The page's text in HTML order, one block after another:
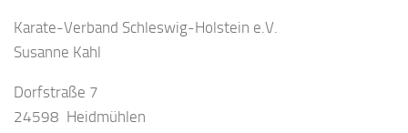
Karate-Verband Schleswig-Holstein e.V.
Susanne Kahl
Dorfstraße 7
24598 Heidmühlen